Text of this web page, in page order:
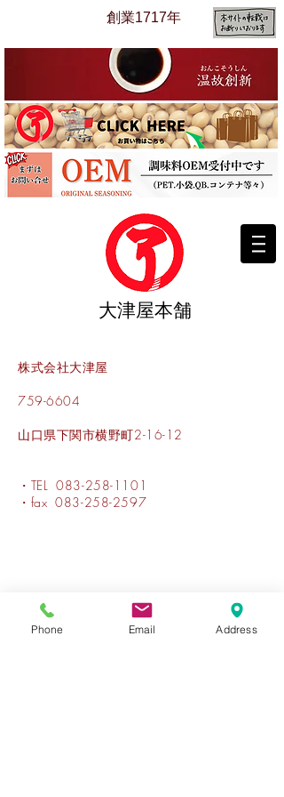
​創業1717年
​大津屋本舗​
株式会社大津屋
759-6604
山口県下関市横野町2-16-12
・TEL083-258-1101
・fax083-258-2597
Phone Email Address